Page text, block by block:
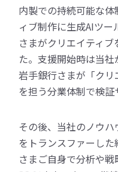
内製での持続可能な
ィブ制作に生成AIツ
さまがクリエイティ
た。支援開始時は当社
岩手銀行さまが「クリ
を担う分業体制で検証
その後、当社のノウハ
をトランスファーし
さまご自身で分析や